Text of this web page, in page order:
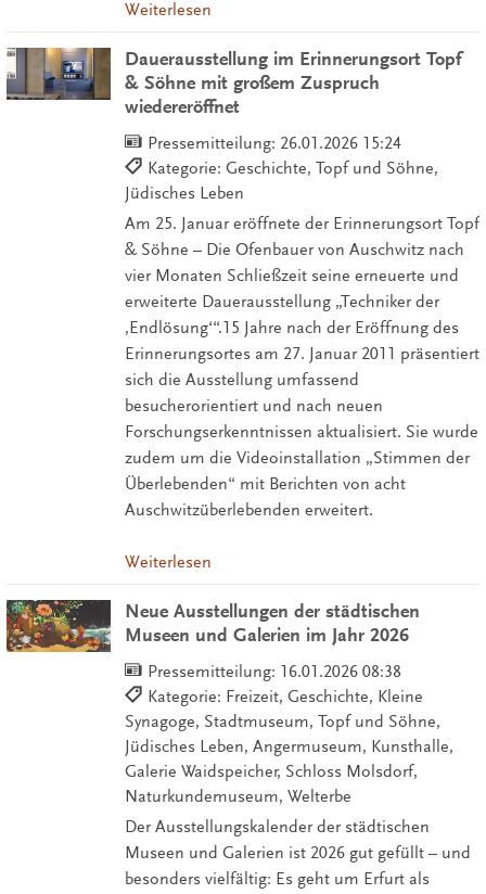
Weiterlesen
Dauerausstellung im Erinnerungsort Topf
& Söhne mit großem Zuspruch
wiedereröffnet
Pressemitteilung: 26.01.2026 15:24
Kategorie: Geschichte, Topf und Söhne,
Jüdisches Leben
Am 25. Januar eröffnete der Erinnerungsort Topf
& Söhne – Die Ofenbauer von Auschwitz nach
vier Monaten Schließzeit seine erneuerte und
erweiterte Dauerausstellung „Techniker der
‚Endlösung‘“.15 Jahre nach der Eröffnung des
Erinnerungsortes am 27. Januar 2011 präsentiert
sich die Ausstellung umfassend
besucherorientiert und nach neuen
Forschungserkenntnissen aktualisiert. Sie wurde
zudem um die Videoinstallation „Stimmen der
Überlebenden“ mit Berichten von acht
Auschwitzüberlebenden erweitert.
Weiterlesen
Neue Ausstellungen der städtischen
Museen und Galerien im Jahr 2026
Pressemitteilung: 16.01.2026 08:38
Kategorie: Freizeit, Geschichte, Kleine
Synagoge, Stadtmuseum, Topf und Söhne,
Jüdisches Leben, Angermuseum, Kunsthalle,
Galerie Waidspeicher, Schloss Molsdorf,
Naturkundemuseum, Welterbe
Der Ausstellungskalender der städtischen
Museen und Galerien ist 2026 gut gefüllt – und
besonders vielfältig: Es geht um Erfurt als